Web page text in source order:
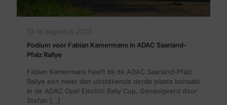
18 augustus 2025
Podium voor Fabian Kamermans in ADAC Saarland-
Pfalz Rallye
Fabian Kamermans heeft bij de ADAC Saarland-Pfalz
Rallye een meer dan uitstekende derde plaats behaald
in de ADAC Opel Electric Rally Cup. Genavigeerd door
Stefan […]